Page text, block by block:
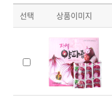
선택 상품이미지